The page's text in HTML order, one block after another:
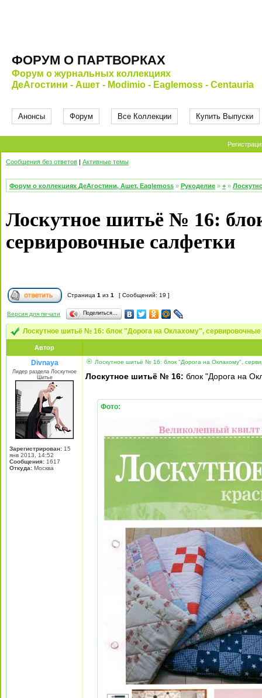
ФОРУМ О ПАРТВОРКАХ
Форум о журнальных коллекциях
ДеАгостини - Ашет - Modimio - Eaglemoss - Centauria
Анонсы Форум Все Коллекции Купить Выпуски
Сообщения без ответов | Активные темы
Форум о коллекциях ДеАгостини, Ашет, Eaglemoss » Рукоделие » + »
Лоскутное шитьё № 16:
сервировочные салфетки
Страница 1 из 1 [ Сообщений: 19 ]
Версия для печати Поделиться…
Лоскутное шитьё № 16: блок "Дорога на Оклахому",
Автор
Divnaya
Лидер раздела Лоскутное
Шитье
Зарегистрирован: 15
янв 2013, 14:52
Сообщения: 1617
Откуда: Mосква
Лоскутное шитьё № 16: блок "Дорога на Оклахому",
Лоскутное шитьё № 16: блок "Дорога на
Фото: